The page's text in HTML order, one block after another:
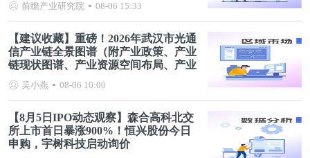
前瞻产业研究院 08-06 15:33
【建议收藏】重磅！2026年武汉市光通
信产业链全景图谱（附产业政策、产业
链现状图谱、产业资源空间布局、产业
链发展规划）
吴小燕 08-06 10:00
【8月5日IPO动态观察】森合高科北交
所上市首日暴涨900%！恒兴股份今日
申购，宇树科技启动询价